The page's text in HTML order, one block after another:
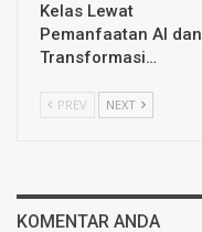
Kelas Lewat
Pemanfaatan AI dan
Transformasi…
PREV NEXT
KOMENTAR ANDA